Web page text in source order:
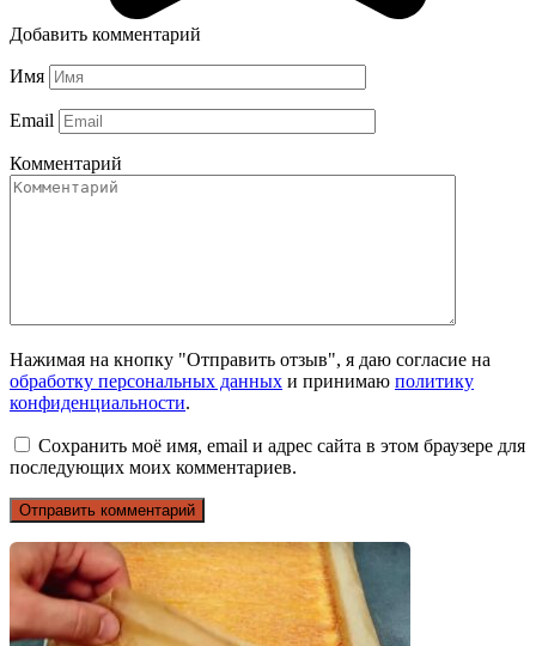
Добавить комментарий
Имя
Email
Комментарий
Нажимая на кнопку "Отправить отзыв", я даю согласие на
обработку персональных данных и принимаю политику
конфиденциальности.
Сохранить моё имя, email и адрес сайта в этом браузере для
последующих моих комментариев.